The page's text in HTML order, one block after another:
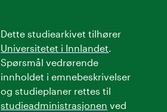
Dette studiearkivet tilhører
Universitetet i Innlandet.
Spørsmål vedrørende
innholdet i emnebeskrivelser
og studieplaner rettes til
studieadministrasjonen ved